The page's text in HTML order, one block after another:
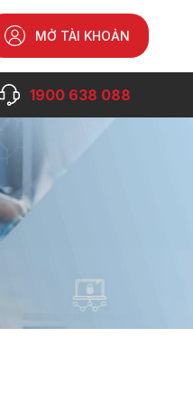
MỞ TÀI KHOẢN
1900 638 088